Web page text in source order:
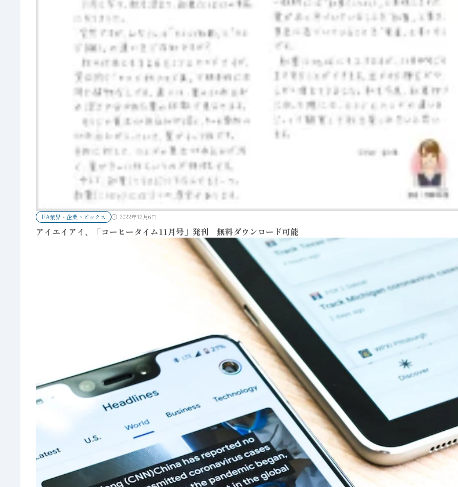
FA業界・企業トピックス 2022年12月6日
アイエイアイ、「コーヒータイム11月号」発刊 無料ダウンロード可能